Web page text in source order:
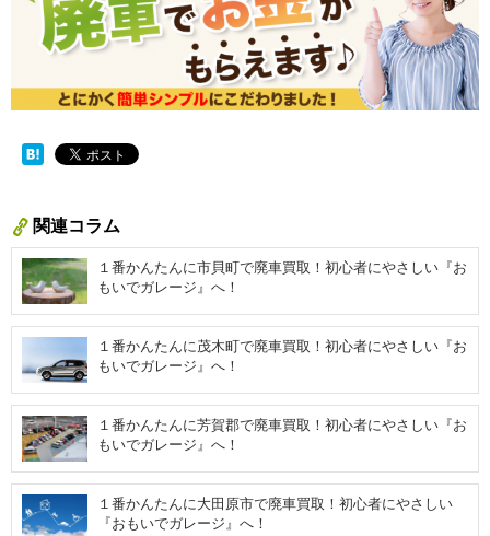
関連コラム
１番かんたんに市貝町で廃車買取！初心者にやさしい『お
もいでガレージ』へ！
１番かんたんに茂木町で廃車買取！初心者にやさしい『お
もいでガレージ』へ！
１番かんたんに芳賀郡で廃車買取！初心者にやさしい『お
もいでガレージ』へ！
１番かんたんに大田原市で廃車買取！初心者にやさしい
『おもいでガレージ』へ！